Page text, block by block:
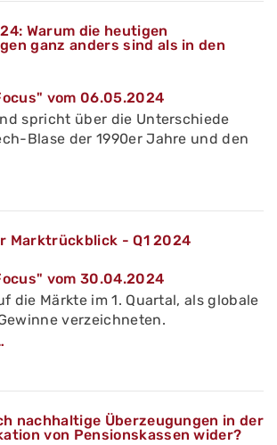
Warum die heutigen
ganz anders sind als in den
vom 06.05.2024
spricht über die Unterschiede
Blase der 1990er Jahre und den
Marktrückblick - Q1 2024
vom 30.04.2024
die Märkte im 1. Quartal, als globale
verzeichneten.
nachhaltige Überzeugungen in der
von Pensionskassen wider?